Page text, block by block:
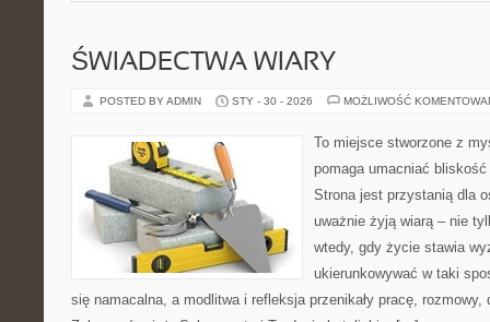
ŚWIADECTWA WIARY
POSTED BY ADMIN STY - 30 - 2026 MOŻLIWOŚĆ
To miejsce stworzone z
pomaga umacniać
Strona jest przystanią dla
uważnie żyją wiarą – nie
wtedy, gdy życie stawia
ukierunkowywać w taki
się namacalna, a modlitwa i refleksja przenikały pracę,